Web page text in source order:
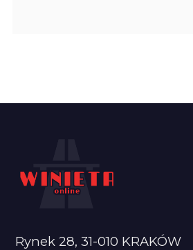
Rynek 28, 31-010 KRAKÓW